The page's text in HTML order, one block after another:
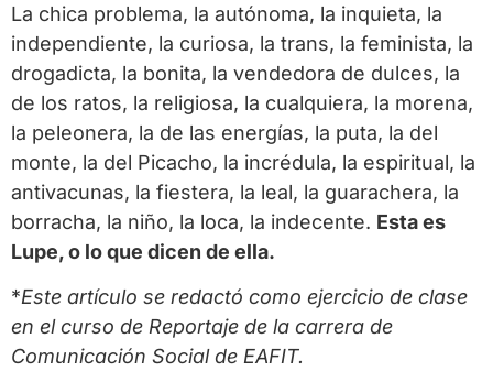
La chica problema, la autónoma, la inquieta, la
independiente, la curiosa, la trans, la feminista, la
drogadicta, la bonita, la vendedora de dulces, la
de los ratos, la religiosa, la cualquiera, la morena,
la peleonera, la de las energías, la puta, la del
monte, la del Picacho, la incrédula, la espiritual, la
antivacunas, la fiestera, la leal, la guarachera, la
borracha, la niño, la loca, la indecente. Esta es
Lupe, o lo que dicen de ella.
*Este artículo se redactó como ejercicio de clase
en el curso de Reportaje de la carrera de
Comunicación Social de EAFIT.